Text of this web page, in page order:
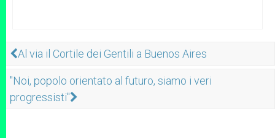
Al via il Cortile dei Gentili a Buenos Aires
"Noi, popolo orientato al futuro, siamo i veri
progressisti"